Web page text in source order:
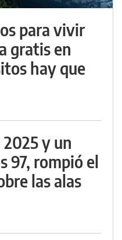
para vivir
gratis en
hay que
y un
97, rompió el
las alas